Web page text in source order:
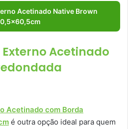
Acetinado Native Brown
Acetinado
Acetinado com Borda
é outra opção ideal para quem